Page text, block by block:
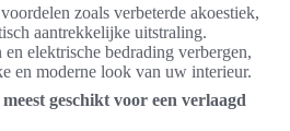
zoals verbeterde akoestiek,
aantrekkelijke uitstraling.
elektrische bedrading verbergen,
en moderne look van uw interieur.
geschikt voor een verlaagd